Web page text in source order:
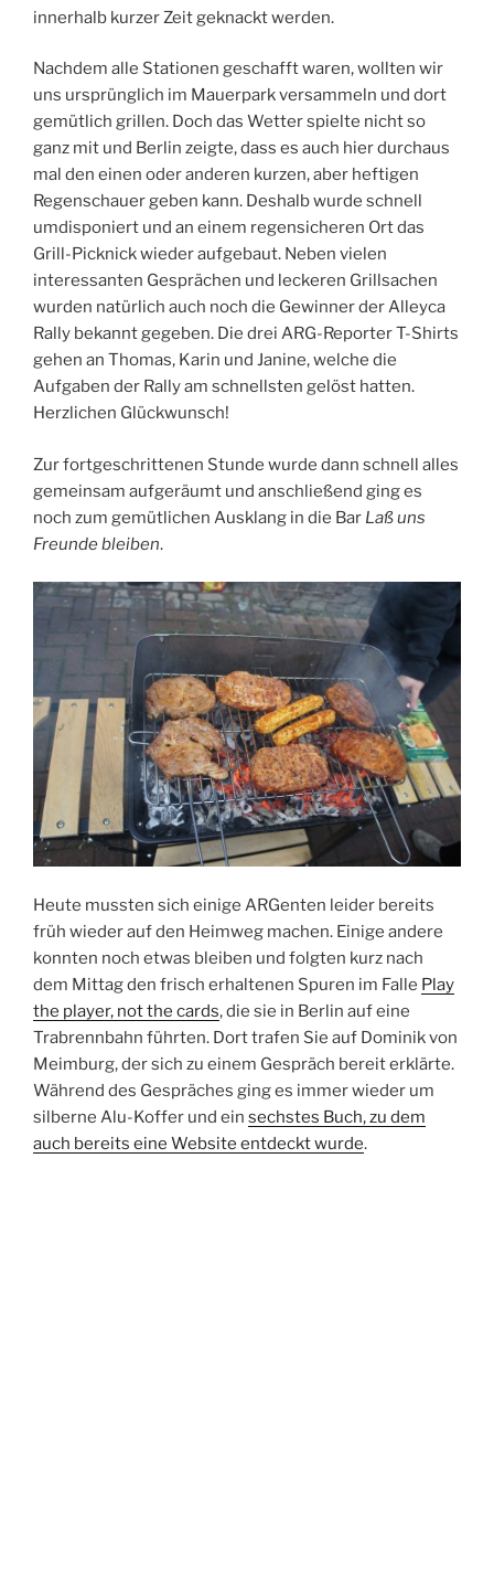
innerhalb kurzer Zeit geknackt werden.
Nachdem alle Stationen geschafft waren, wollten wir
uns ursprünglich im Mauerpark versammeln und dort
gemütlich grillen. Doch das Wetter spielte nicht so
ganz mit und Berlin zeigte, dass es auch hier durchaus
mal den einen oder anderen kurzen, aber heftigen
Regenschauer geben kann. Deshalb wurde schnell
umdisponiert und an einem regensicheren Ort das
Grill-Picknick wieder aufgebaut. Neben vielen
interessanten Gesprächen und leckeren Grillsachen
wurden natürlich auch noch die Gewinner der Alleyca
Rally bekannt gegeben. Die drei ARG-Reporter T-Shirts
gehen an Thomas, Karin und Janine, welche die
Aufgaben der Rally am schnellsten gelöst hatten.
Herzlichen Glückwunsch!
Zur fortgeschrittenen Stunde wurde dann schnell alles
gemeinsam aufgeräumt und anschließend ging es
noch zum gemütlichen Ausklang in die Bar Laß uns
Freunde bleiben.
Heute mussten sich einige ARGenten leider bereits
früh wieder auf den Heimweg machen. Einige andere
konnten noch etwas bleiben und folgten kurz nach
dem Mittag den frisch erhaltenen Spuren im Falle Play
the player, not the cards, die sie in Berlin auf eine
Trabrennbahn führten. Dort trafen Sie auf Dominik von
Meimburg, der sich zu einem Gespräch bereit erklärte.
Während des Gespräches ging es immer wieder um
silberne Alu-Koffer und ein sechstes Buch, zu dem
auch bereits eine Website entdeckt wurde.